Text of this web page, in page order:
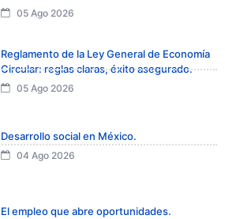
05 Ago 2026
Reglamento de la Ley General de Economía
Circular: reglas claras, éxito asegurado.
05 Ago 2026
Desarrollo social en México.
04 Ago 2026
El empleo que abre oportunidades.